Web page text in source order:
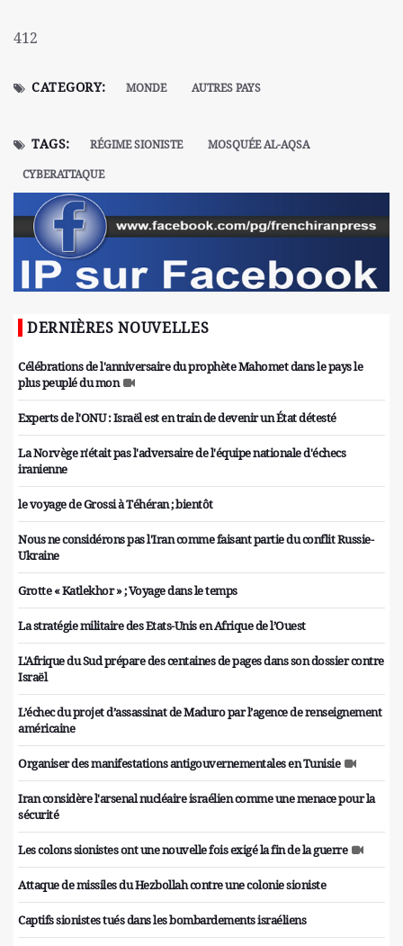
412
CATEGORY: MONDE AUTRES PAYS
TAGS: RÉGIME SIONISTE
MOSQUÉE AL-AQSA
CYBERATTAQUE
DERNIÈRES NOUVELLES
Célébrations de l'anniversaire du prophète Mahomet dans le pays le
plus peuplé du mon
Experts de l'ONU : Israël est en train de devenir un État détesté
La Norvège n'était pas l'adversaire de l'équipe nationale d'échecs
iranienne
le voyage de Grossi à Téhéran ; bientôt
Nous ne considérons pas l'Iran comme faisant partie du conflit Russie-
Ukraine
Grotte « Katlekhor » ; Voyage dans le temps
La stratégie militaire des Etats-Unis en Afrique de l’Ouest
L'Afrique du Sud prépare des centaines de pages dans son dossier contre
Israël
L’échec du projet d’assassinat de Maduro par l’agence de renseignement
américaine
Organiser des manifestations antigouvernementales en Tunisie
Iran considère l'arsenal nucléaire israélien comme une menace pour la
sécurité
Les colons sionistes ont une nouvelle fois exigé la fin de la guerre
Attaque de missiles du Hezbollah contre une colonie sioniste
Captifs sionistes tués dans les bombardements israéliens